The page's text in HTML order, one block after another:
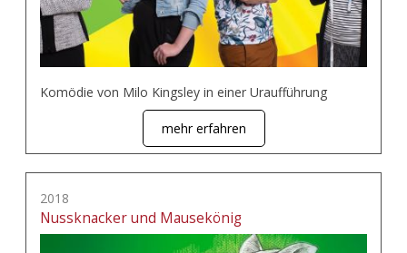
Komödie von Milo Kingsley in einer Uraufführung
mehr erfahren
2018
Nussknacker und Mausekönig